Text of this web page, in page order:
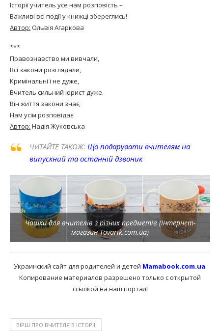
Історії учитель усе нам розповість –
Важливі всі події у книжці збереглись!
Автор: Ольвія Агаркова
***
Правознавство ми вивчали,
Всі закони розглядали,
Кримінальні і не дуже,
Вчитель сильний юрист дуже.
Він життя закони знає,
Нам усім розповідає.
Автор: Надія Жуковська
ЧИТАЙТЕ ТАКОЖ: Що подарувати вчителям на
випускний та останній дзвоник
Чашки для вчителів з різних предметів (Інтернет-
магазин Tovarik.com.ua)
Украинский сайт для родителей и детей Mamabook.com.ua.
Копирование материалов разрешено только с открытой
ссылкой на наш портал!
ВІРШ ПРО ВЧИТЕЛЯ З ІСТОРІЇ